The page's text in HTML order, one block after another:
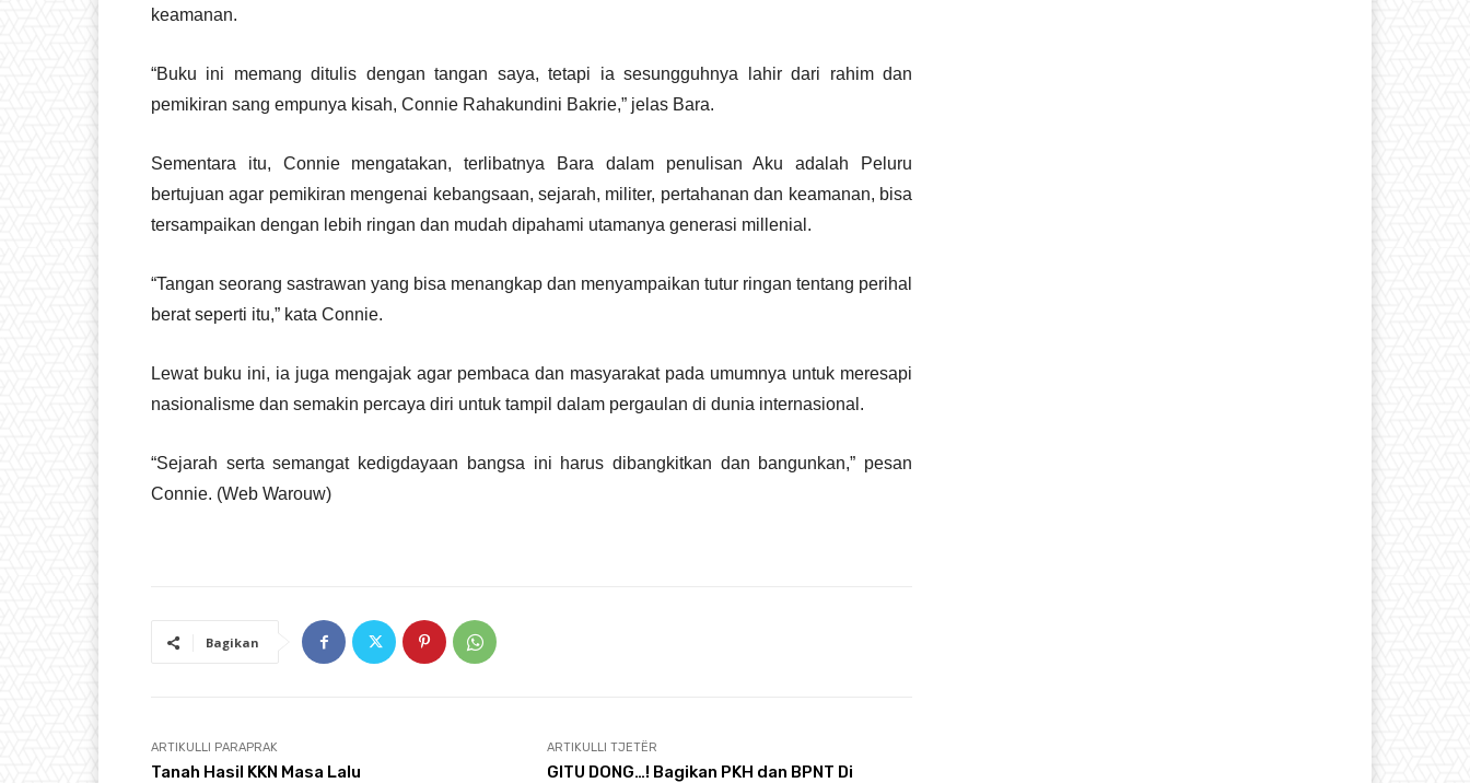
keamanan.
“Buku ini memang ditulis dengan tangan saya, tetapi ia sesungguhnya lahir dari rahim dan
pemikiran sang empunya kisah, Connie Rahakundini Bakrie,” jelas Bara.
Sementara itu, Connie mengatakan, terlibatnya Bara dalam penulisan Aku adalah Peluru
bertujuan agar pemikiran mengenai kebangsaan, sejarah, militer, pertahanan dan keamanan, bisa
tersampaikan dengan lebih ringan dan mudah dipahami utamanya generasi millenial.
“Tangan seorang sastrawan yang bisa menangkap dan menyampaikan tutur ringan tentang perihal
berat seperti itu,” kata Connie.
Lewat buku ini, ia juga mengajak agar pembaca dan masyarakat pada umumnya untuk meresapi
nasionalisme dan semakin percaya diri untuk tampil dalam pergaulan di dunia internasional.
“Sejarah serta semangat kedigdayaan bangsa ini harus dibangkitkan dan bangunkan,” pesan
Connie. (Web Warouw)
Bagikan
ARTIKULLI PARAPRAK
Tanah Hasil KKN Masa Lalu
ARTIKULLI TJETËR
GITU DONG…! Bagikan PKH dan BPNT Di